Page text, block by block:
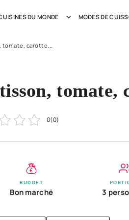
DU MONDE MODES DE
tomate, carotte...
tomate,
0(0)
BUDGET
Bon marché 3